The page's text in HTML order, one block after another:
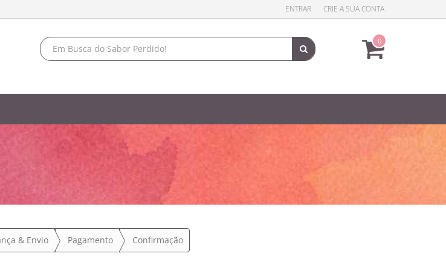
ENTRAR CRIE A SUA CONTA
0
& Envio Pagamento Confirmação